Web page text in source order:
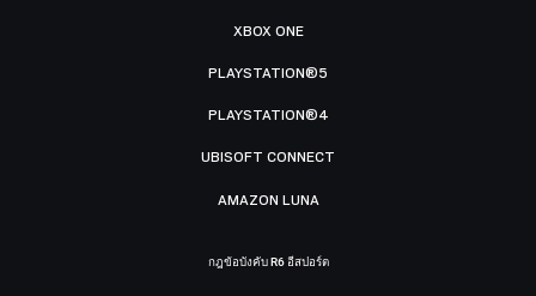
XBOX ONE
PLAYSTATION®5
PLAYSTATION®4
UBISOFT CONNECT
AMAZON LUNA
กฎข้อบังคับ R6 อีสปอร์ต